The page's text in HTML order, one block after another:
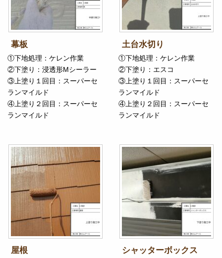
幕板
①下地処理：ケレン作業
②下塗り：浸透形Mシーラー
③上塗り１回目：スーパーセ
ランマイルド
④上塗り２回目：スーパーセ
ランマイルド
土台水切り
①下地処理：ケレン作業
②下塗り：エスコ
③上塗り１回目：スーパーセ
ランマイルド
④上塗り２回目：スーパーセ
ランマイルド
屋根 シャッターボックス